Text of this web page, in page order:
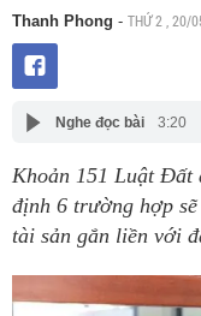
Thanh Phong - THỨ 2 , 20/
Nghe đọc bài 3:20
Khoản 151 Luật Đất
định 6 trường hợp
tài sản gắn liền với